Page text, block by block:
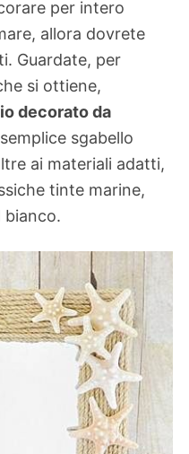
per intero
allora dovrete
Guardate, per
si ottiene,
decorato da
sgabello
ai materiali adatti,
tinte marine,
bianco.